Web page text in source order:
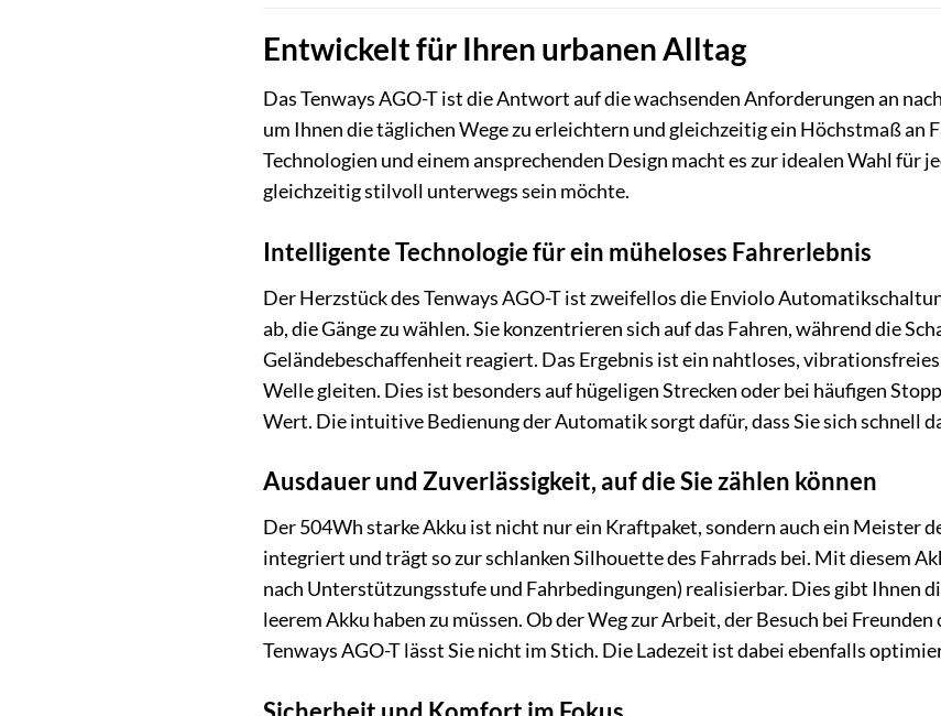
Entwickelt für Ihren urbanen Alltag
Das Tenways AGO-T ist die Antwort auf die wachsenden Anforderungen an
um Ihnen die täglichen Wege zu erleichtern und gleichzeitig ein Höchstmaß an
Technologien und einem ansprechenden Design macht es zur idealen Wahl für
gleichzeitig stilvoll unterwegs sein möchte.
Intelligente Technologie für ein müheloses Fahrerlebnis
Der Herzstück des Tenways AGO-T ist zweifellos die Enviolo
ab, die Gänge zu wählen. Sie konzentrieren sich auf das Fahren, während die
Geländebeschaffenheit reagiert. Das Ergebnis ist ein nahtloses,
Welle gleiten. Dies ist besonders auf hügeligen Strecken oder bei häufigen
Wert. Die intuitive Bedienung der Automatik sorgt dafür, dass Sie sich schnell
Ausdauer und Zuverlässigkeit, auf die Sie zählen können
Der 504Wh starke Akku ist nicht nur ein Kraftpaket, sondern auch ein Meister
integriert und trägt so zur schlanken Silhouette des Fahrrads bei. Mit diesem
nach Unterstützungsstufe und Fahrbedingungen) realisierbar. Dies gibt Ihnen
leerem Akku haben zu müssen. Ob der Weg zur Arbeit, der Besuch bei
Tenways AGO-T lässt Sie nicht im Stich. Die Ladezeit ist dabei ebenfalls